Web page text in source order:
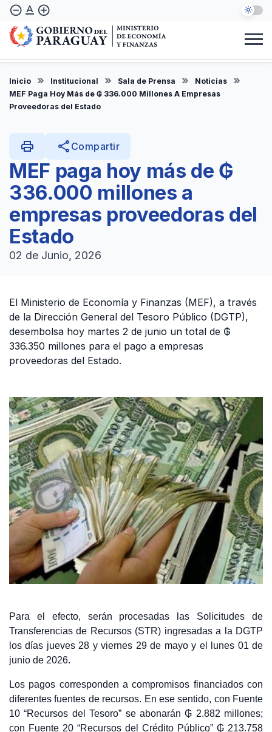
Pasar
contenido
principal
remove_circle_outline text_format add_circle_outline
Inicio Institucional Sala de Prensa
Noticias
MEF Paga Hoy Más de ₲ 336.000 Millones A Empresas
Proveedoras del Estado
MEF paga hoy más de ₲
336.000 millones a
empresas proveedoras del
Estado
02 de Junio, 2026
print share Compartir
El Ministerio de Economía y Finanzas (MEF), a través
de la Dirección General del Tesoro Público (DGTP),
desembolsa hoy martes 2 de junio un total de ₲
336.350 millones para el pago a empresas
proveedoras del Estado.
Para el efecto, serán procesadas las Solicitudes de
Transferencias de Recursos (STR) ingresadas a la DGTP
los días jueves 28 y viernes 29 de mayo y el lunes 01 de
junio de 2026.
Los pagos corresponden a compromisos financiados con
diferentes fuentes de recursos. En ese sentido, con Fuente
10 “Recursos del Tesoro” se abonarán ₲ 2.882 millones;
con Fuente 20 “Recursos del Crédito Público” ₲ 213.758